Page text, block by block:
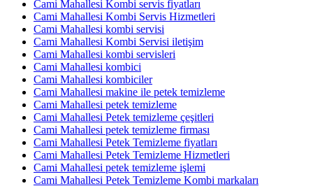
Cami Mahallesi Kombi servis fiyatları
Cami Mahallesi Kombi Servis Hizmetleri
Cami Mahallesi kombi servisi
Cami Mahallesi Kombi Servisi iletişim
Cami Mahallesi kombi servisleri
Cami Mahallesi kombici
Cami Mahallesi kombiciler
Cami Mahallesi makine ile petek temizleme
Cami Mahallesi petek temizleme
Cami Mahallesi Petek temizleme çeşitleri
Cami Mahallesi petek temizleme firması
Cami Mahallesi Petek Temizleme fiyatları
Cami Mahallesi Petek Temizleme Hizmetleri
Cami Mahallesi petek temizleme işlemi
Cami Mahallesi Petek Temizleme Kombi markaları